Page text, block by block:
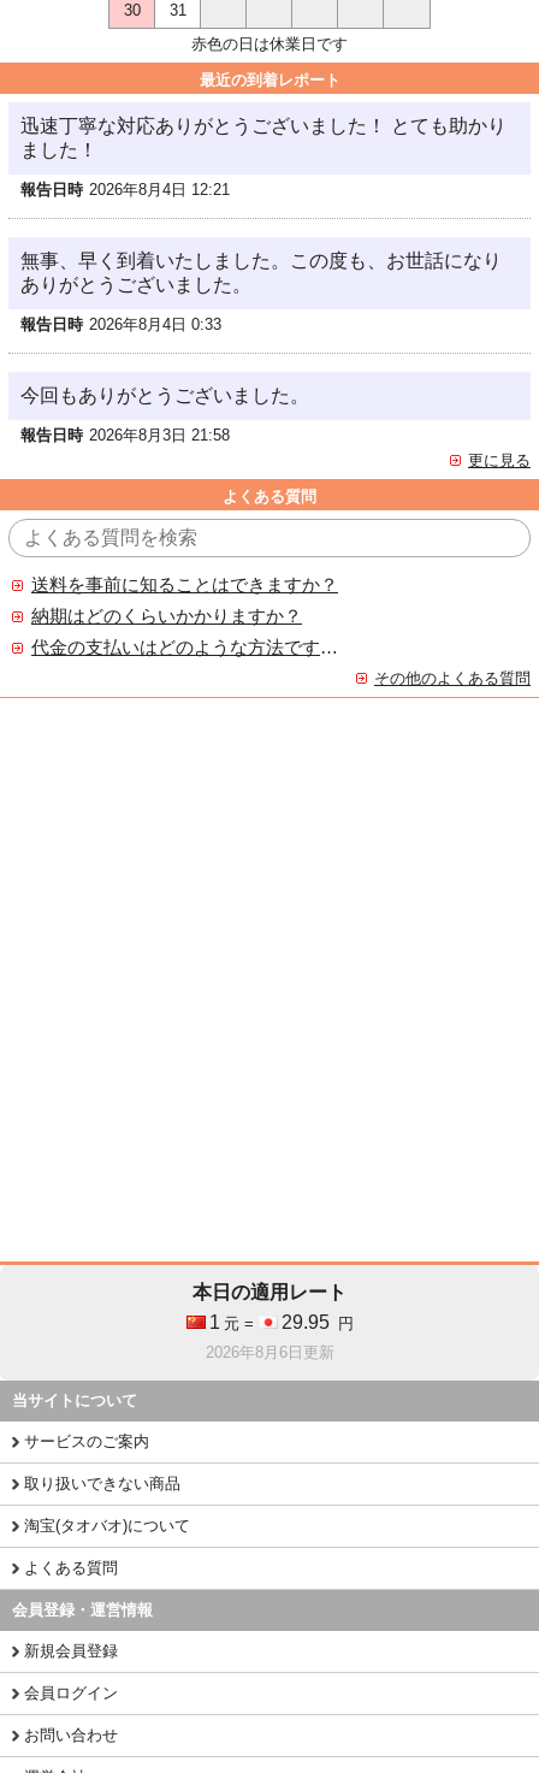
30
31
赤色の日は休業日です
最近の到着レポート
迅速丁寧な対応ありがとうございました！ とても助かり
ました！
報告日時 2026年8月4日 12:21
無事、早く到着いたしました。この度も、お世話になり
ありがとうございました。
報告日時 2026年8月4日 0:33
今回もありがとうございました。
報告日時 2026年8月3日 21:58
更に見る
よくある質問
送料を事前に知ることはできますか？
納期はどのくらいかかりますか？
代金の支払いはどのような方法ですか？
その他のよくある質問
本日の適用レート
1 元 = 29.95
円
2026年8月6日更新
当サイトについて
サービスのご案内
取り扱いできない商品
淘宝(タオバオ)について
よくある質問
会員登録・運営情報
新規会員登録
会員ログイン
お問い合わせ